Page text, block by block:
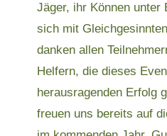
Jäger, ihr Können unter
sich mit
danken allen
Helfern, die dieses
herausragenden Erfolg
freuen uns bereits auf